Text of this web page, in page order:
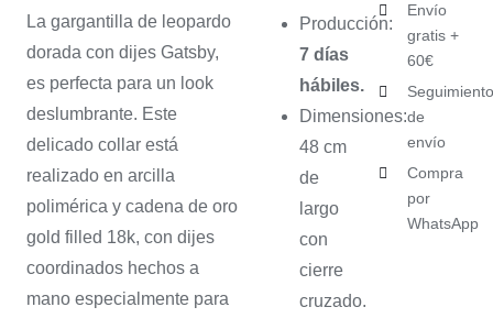
La gargantilla de leopardo
dorada con dijes Gatsby,
es perfecta para un look
deslumbrante. Este
delicado collar está
realizado en arcilla
polimérica y cadena de oro
gold filled 18k, con dijes
coordinados hechos a
mano especialmente para
Producción:
7 días
hábiles.
Dimensiones:
48 cm
de
largo
con
cierre
cruzado.
Envío
gratis +
60€
Seguimiento
de
envío
Compra
por
WhatsApp